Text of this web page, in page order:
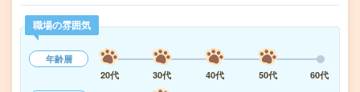
職場の雰囲気
年齢層
20代
30代 40代 50代
60代